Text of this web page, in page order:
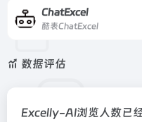
ChatExcel
酷表ChatExcel
数据评估
Excelly-AI浏览人数已